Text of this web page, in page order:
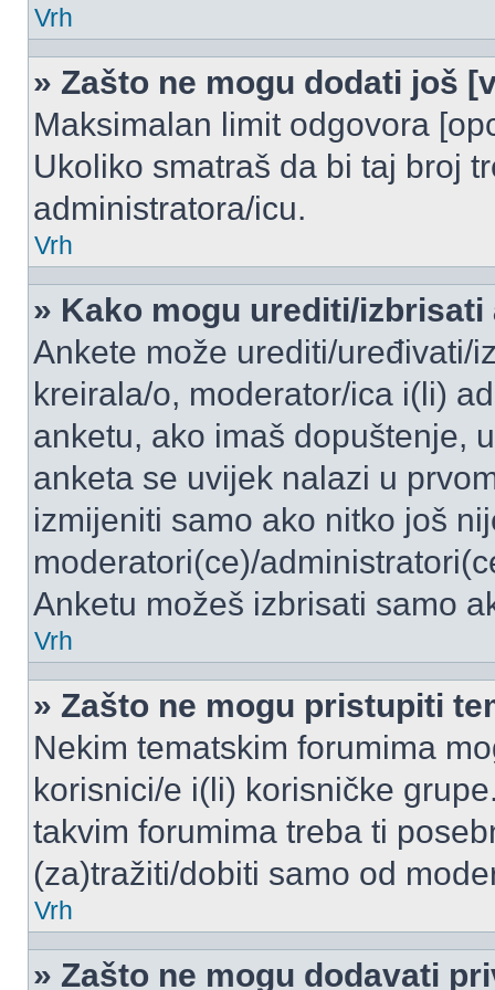
Vrh
» Zašto ne mogu dodati još
Maksimalan limit odgovora
Ukoliko smatraš da bi taj broj
administratora/icu.
Vrh
» Kako mogu urediti/izbrisati
Ankete može urediti/uređivati/
kreirala/o, moderator/ica i(li)
anketu, ako imaš dopuštenje,
anketa se uvijek nalazi u
izmijeniti samo ako nitko još
moderatori(ce)/
Anketu možeš izbrisati samo
Vrh
» Zašto ne mogu pristupiti
Nekim tematskim forumima
korisnici/e i(li) korisničke
takvim forumima treba ti
(za)tražiti/dobiti samo od
Vrh
» Zašto ne mogu dodavati